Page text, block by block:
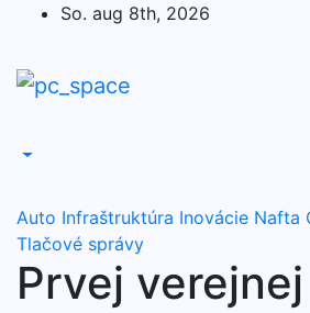
content
So. aug 8th, 2026
Auto Infraštruktúra Inovácie Nafta
Tlačové správy
Prvej verejnej